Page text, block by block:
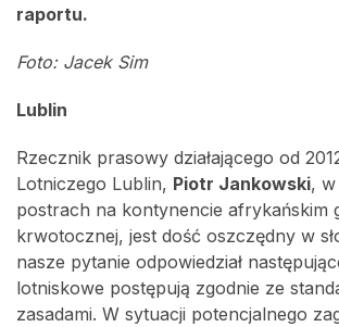
raportu.
Foto: Jacek Sim
Lublin
Rzecznik prasowy działającego od
Lotniczego Lublin, Piotr Jankowski, w
postrach na kontynencie afrykańskim
krwotocznej, jest dość oszczędny w
nasze pytanie odpowiedział
lotniskowe postępują zgodnie ze
zasadami. W sytuacji potencjalnego